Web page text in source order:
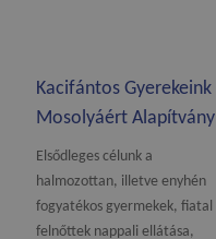
Kacifántos Gyerekeink
Mosolyáért Alapítvány
Elsődleges célunk a
halmozottan, illetve enyhén
fogyatékos gyermekek, fiatal
felnőttek nappali ellátása,